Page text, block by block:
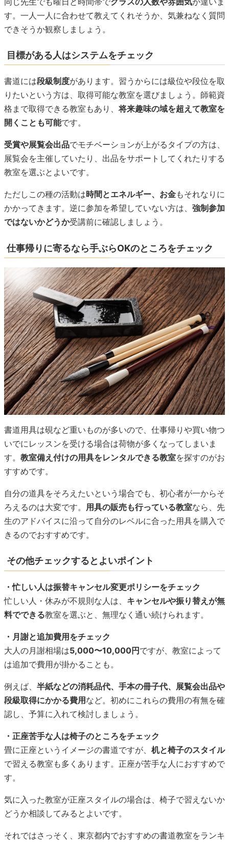
す。一人一人に合わせて教えてくれそうか、気兼ねなく質問
できそうか観察しましょう。
目標がある人はシステムをチェック
書道には段級制度があります。習うからには級位や段位を取
りたいという方は、取得可能な教室を選びましょう。師範資
格まで取得できる教室もあり、将来趣味の域を超えて教室を
開くことも可能です。
受賞や展覧会出品でモチベーションが上がるタイプの方は、
展覧会を主催していたり、出品をサポートしてくれたりする
教室を選ぶとよいです。
ただしこの種の活動は時間とエネルギー、お金もそれなりに
かかってきます。逆に参加を希望していない方は、 強制参加
ではないかどうか受講前に確認しましょう。
仕事帰りに寄るなら手ぶらOKのところをチェック
書道用具は硯など重いものが多いので、仕事帰りや買い物つ
いでにレッスンを受ける場合は荷物が多くなってしまいま
す。 教室備え付けの用具をレンタルできる教室を探すのがお
すすめです。
自分の道具をそろえたいという場合でも、初心者が一からそ
ろえるのは大変です。 用具の販売も行っている教室なら、先
生のアドバイスに沿って自分のレベルに合った用具を購入で
きるのでおすすめです。
その他チェックするとよいポイント
・忙しい人は振替キャンセル変更ポリシーをチェック
忙しい人・休みが不規則な人は、 キャンセルや振り替えが無
料でできる教室を選ぶと、無理なく通い続けられます。
・月謝と追加費用をチェック
大人の月謝相場は5,000〜10,000円ですが、教室によって
は追加で費用が掛かることも。
例えば、 半紙などの消耗品代、手本の冊子代、展覧会出品や
段級取得にかかる費用など。初めにこれらの費用の有無を確
認し、予算に入れて検討しましょう。
・正座苦手な人は椅子のところをチェック
畳に正座というイメージの書道ですが、 机と椅子のスタイル
で習える教室も多くあります。正座が苦手な人におすすめで
す。
気に入った教室が正座スタイルの場合は、椅子で習えないか
どうか相談してみるとよいです。
それではさっそく、東京都内でおすすめの書道教室をランキ